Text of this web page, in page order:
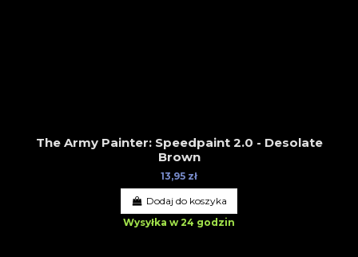
The Army Painter: Speedpaint 2.0 - Desolate
Brown
13,95 zł
Dodaj do koszyka
Wysyłka w 24 godzin